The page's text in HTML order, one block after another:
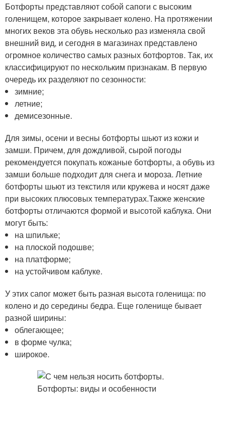
Ботфорты представляют собой сапоги с высоким
голенищем, которое закрывает колено. На протяжении
многих веков эта обувь несколько раз изменяла свой
внешний вид, и сегодня в магазинах представлено
огромное количество самых разных ботфортов. Так, их
классифицируют по нескольким признакам. В первую
очередь их разделяют по сезонности:
зимние;
летние;
демисезонные.
Для зимы, осени и весны ботфорты шьют из кожи и
замши. Причем, для дождливой, сырой погоды
рекомендуется покупать кожаные ботфорты, а обувь из
замши больше подходит для снега и мороза. Летние
ботфорты шьют из текстиля или кружева и носят даже
при высоких плюсовых температурах.Также женские
ботфорты отличаются формой и высотой каблука. Они
могут быть:
на шпильке;
на плоской подошве;
на платформе;
на устойчивом каблуке.
У этих сапог может быть разная высота голенища: по
колено и до середины бедра. Еще голенище бывает
разной ширины:
облегающее;
в форме чулка;
широкое.